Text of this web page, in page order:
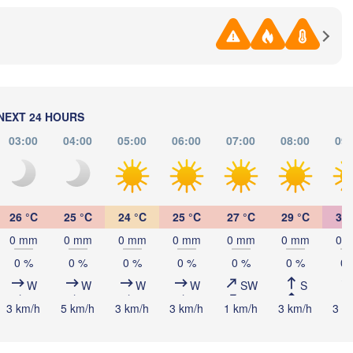
24 HOURS
03:00 04:00 05:00 06:00 07:00 08:00
26 °C
0 mm
0 %
W
3 km/h
25 °C
0 mm
0 %
W
5 km/h
24 °C
0 mm
0 %
W
3 km/h
25 °C
0 mm
0 %
W
3 km/h
27 °C
0 mm
0 %
SW
1 km/h
29 °C
0 mm
0 %
S
3 km/h
32
0
0
3